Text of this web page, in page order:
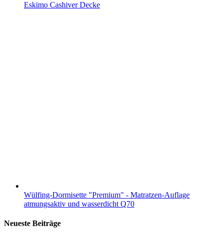
Eskimo Cashiver Decke
Wülfing-Dormisette "Premium" - Matratzen-Auflage
atmungsaktiv und wasserdicht Q70
Neueste Beiträge